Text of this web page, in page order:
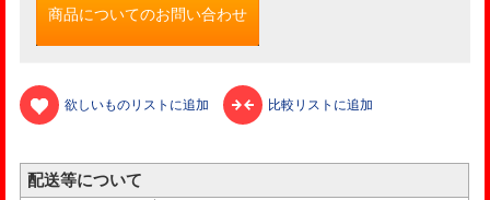
商品についてのお問い合わせ
欲しいものリストに追加 比較リストに追加
配送等について